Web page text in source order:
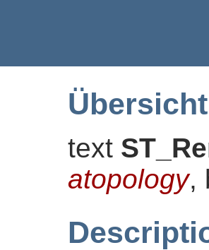
Übersicht
text
atopology,